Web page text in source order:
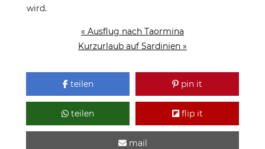
wird.
« Ausflug nach Taormina
Kurzurlaub auf Sardinien »
teilen pin it
teilen flip it
mail